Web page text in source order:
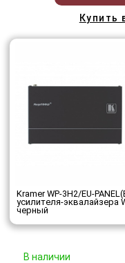
Купить
Kramer WP-3H2/EU-
усилителя-эквалайзера
черный
В наличии